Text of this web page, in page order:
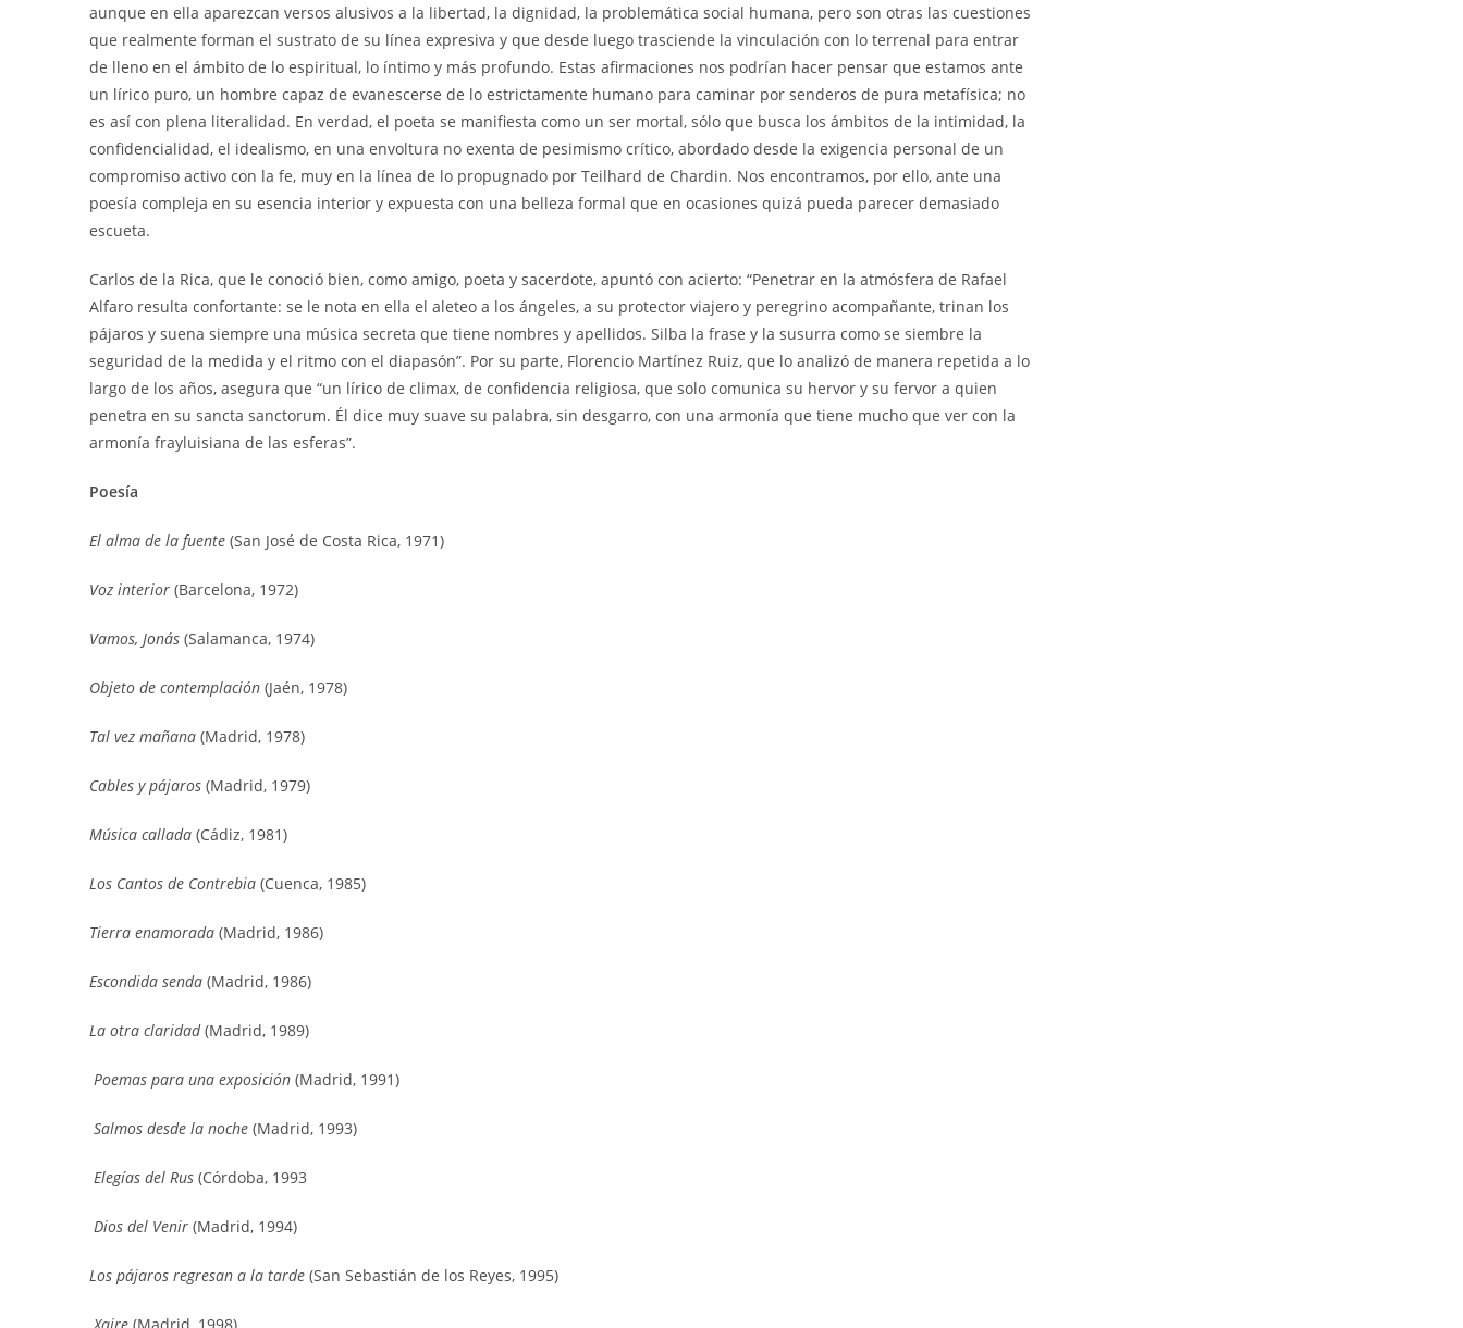
aunque en ella aparezcan versos alusivos a la libertad, la dignidad, la problemática social humana, pero son otras las cuestiones
que realmente forman el sustrato de su línea expresiva y que desde luego trasciende la vinculación con lo terrenal para entrar
de lleno en el ámbito de lo espiritual, lo íntimo y más profundo. Estas afirmaciones nos podrían hacer pensar que estamos ante
un lírico puro, un hombre capaz de evanescerse de lo estrictamente humano para caminar por senderos de pura metafísica; no
es así con plena literalidad. En verdad, el poeta se manifiesta como un ser mortal, sólo que busca los ámbitos de la intimidad, la
confidencialidad, el idealismo, en una envoltura no exenta de pesimismo crítico, abordado desde la exigencia personal de un
compromiso activo con la fe, muy en la línea de lo propugnado por Teilhard de Chardin. Nos encontramos, por ello, ante una
poesía compleja en su esencia interior y expuesta con una belleza formal que en ocasiones quizá pueda parecer demasiado
escueta.
Carlos de la Rica, que le conoció bien, como amigo, poeta y sacerdote, apuntó con acierto: “Penetrar en la atmósfera de Rafael
Alfaro resulta confortante: se le nota en ella el aleteo a los ángeles, a su protector viajero y peregrino acompañante, trinan los
pájaros y suena siempre una música secreta que tiene nombres y apellidos. Silba la frase y la susurra como se siembre la
seguridad de la medida y el ritmo con el diapasón”. Por su parte, Florencio Martínez Ruiz, que lo analizó de manera repetida a lo
largo de los años, asegura que “un lírico de climax, de confidencia religiosa, que solo comunica su hervor y su fervor a quien
penetra en su sancta sanctorum. Él dice muy suave su palabra, sin desgarro, con una armonía que tiene mucho que ver con la
armonía frayluisiana de las esferas”.
Poesía
El alma de la fuente (San José de Costa Rica, 1971)
Voz interior (Barcelona, 1972)
Vamos, Jonás (Salamanca, 1974)
Objeto de contemplación (Jaén, 1978)
Tal vez mañana (Madrid, 1978)
Cables y pájaros (Madrid, 1979)
Música callada (Cádiz, 1981)
Los Cantos de Contrebia (Cuenca, 1985)
Tierra enamorada (Madrid, 1986)
Escondida senda (Madrid, 1986)
La otra claridad(Madrid, 1989)
Poemas para una exposición (Madrid, 1991)
Salmos desde la noche (Madrid, 1993)
Elegías del Rus (Córdoba, 1993
Dios del Venir (Madrid, 1994)
Los pájaros regresan a la tarde (San Sebastián de los Reyes, 1995)